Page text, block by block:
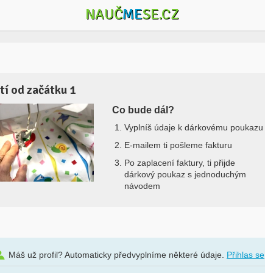
NAUČMESE.CZ
od začátku 1
Co bude dál?
Vyplníš údaje k dárkovému poukazu
E-mailem ti pošleme fakturu
Po zaplacení faktury, ti přijde
dárkový poukaz s jednoduchým
návodem
Máš už profil? Automaticky předvyplníme některé údaje. Přihlas se